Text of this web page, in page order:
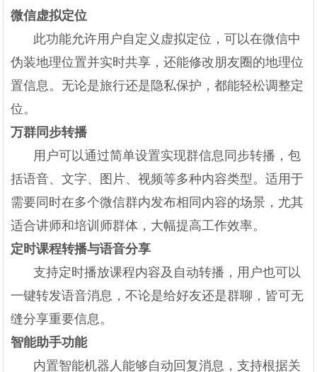
微信虚拟定位
此功能允许用户自定义虚拟定位，可以在微信中
伪装地理位置并实时共享，还能修改朋友圈的地理位
置信息。无论是旅行还是隐私保护，都能轻松调整定
位。
万群同步转播
用户可以通过简单设置实现群信息同步转播，包
括语音、文字、图片、视频等多种内容类型。适用于
需要同时在多个微信群内发布相同内容的场景，尤其
适合讲师和培训师群体，大幅提高工作效率。
定时课程转播与语音分享
支持定时播放课程内容及自动转播，用户也可以
一键转发语音消息，不论是给好友还是群聊，皆可无
缝分享重要信息。
智能助手功能
内置智能机器人能够自动回复消息，支持根据关